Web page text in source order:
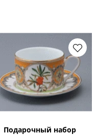
Подарочный набор